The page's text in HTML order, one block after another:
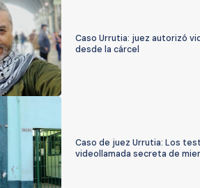
Caso Urrutia: juez autorizó
desde la cárcel
Caso de juez Urrutia: Los
videollamada secreta de